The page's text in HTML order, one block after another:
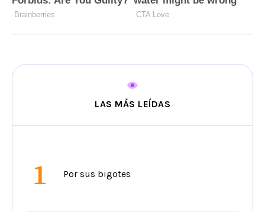
LAS MÁS LEÍDAS
1 Por sus bigotes